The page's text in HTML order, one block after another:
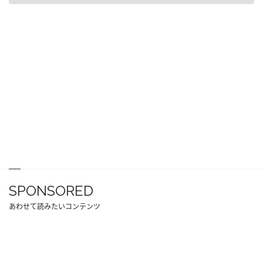
SPONSORED
あわせて読みたいコンテンツ